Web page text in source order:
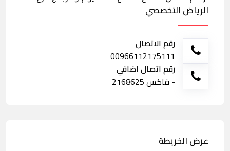
الرياض التخصصي
رقم الاتصال
00966112175111
رقم اتصال اضافي
- فاكس 2168625
عرض الخريطة